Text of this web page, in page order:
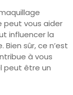
peut vous aider
influencer la
sûr, ce n’est
à vous
peut être un